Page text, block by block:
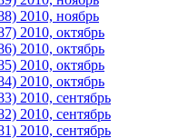
2010, ноябрь
2010, октябрь
2010, октябрь
2010, октябрь
2010, октябрь
2010, сентябрь
2010, сентябрь
2010, сентябрь